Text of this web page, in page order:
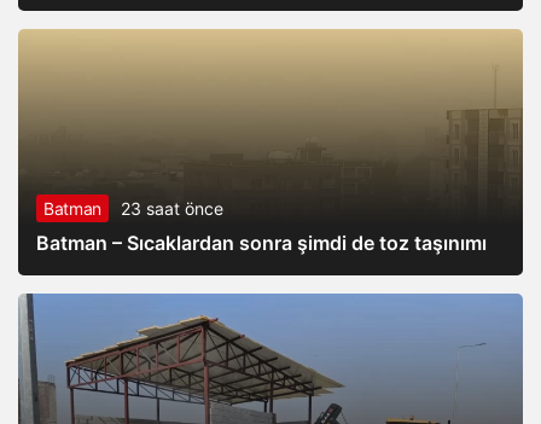
Batman 23 saat önce
Batman – Sıcaklardan sonra şimdi de toz taşınımı